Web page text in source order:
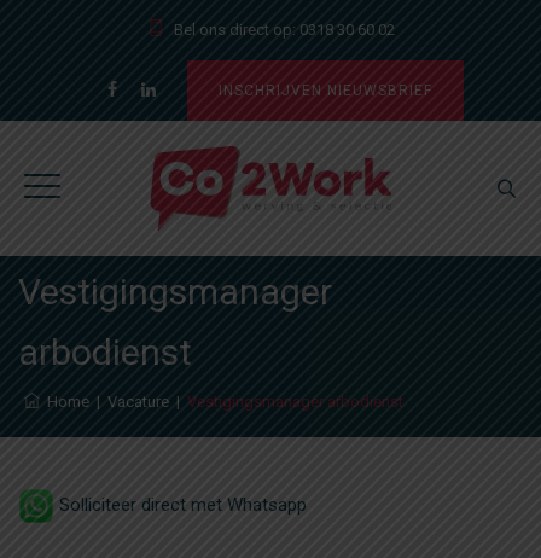
Bel ons direct op: 0318 30 60 02
INSCHRIJVEN NIEUWSBRIEF
Vestigingsmanager
arbodienst
Home | Vacature | Vestigingsmanager arbodienst
Solliciteer direct met Whatsapp